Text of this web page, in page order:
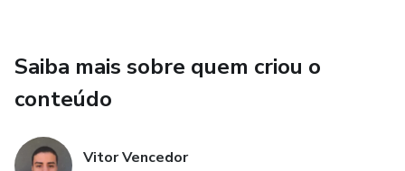
Saiba mais sobre quem criou o
conteúdo
Vitor Vencedor